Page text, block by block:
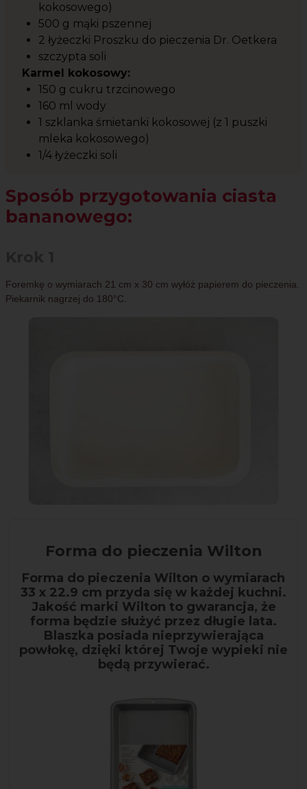
kokosowego)
500 g mąki pszennej
2 łyżeczki Proszku do pieczenia Dr. Oetkera
szczypta soli
Karmel kokosowy:
150 g cukru trzcinowego
160 ml wody
1 szklanka śmietanki kokosowej (z 1 puszki
mleka kokosowego)
1/4 łyżeczki soli
Sposób przygotowania ciasta
bananowego:
Foremkę o wymiarach 21 cm x 30 cm wyłóż papierem do pieczenia.
Piekarnik nagrzej do 180°C.
Forma do pieczenia Wilton
Forma do pieczenia Wilton o wymiarach
33 x 22.9 cm przyda się w każdej kuchni.
Jakość marki Wilton to gwarancja, że
forma będzie służyć przez długie lata.
Blaszka posiada nieprzywierająca
powłokę, dzięki której Twoje wypieki nie
będą przywierać.